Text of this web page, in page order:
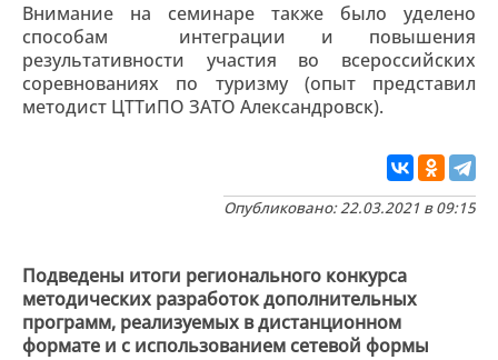
Внимание на семинаре также было уделено
способам интеграции и повышения
результативности участия во всероссийских
соревнованиях по туризму (опыт представил
методист ЦТТиПО ЗАТО Александровск).
Опубликовано: 22.03.2021 в 09:15
Подведены итоги регионального конкурса
методических разработок дополнительных
программ, реализуемых в дистанционном
формате и с использованием сетевой формы